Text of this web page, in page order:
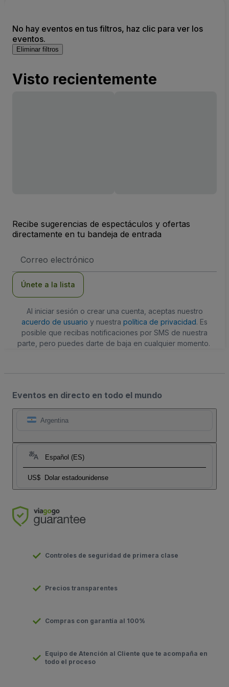
No hay eventos en tus filtros, haz clic para ver los
eventos.
Eliminar filtros
Visto recientemente
Recibe sugerencias de espectáculos y ofertas
directamente en tu bandeja de entrada
de
Únete a la lista
Al iniciar sesión o crear una cuenta, aceptas nuestro
acuerdo de usuario y nuestra política de privacidad. Es
posible que recibas notificaciones por SMS de nuestra
parte, pero puedes darte de baja en cualquier momento.
Eventos en directo en todo el mundo
Argentina
Español (ES)
US$ Dolar estadounidense
Controles de seguridad de primera clase
Precios transparentes
Compras con garantía al 100%
Equipo de Atención al Cliente que te acompaña en
todo el proceso